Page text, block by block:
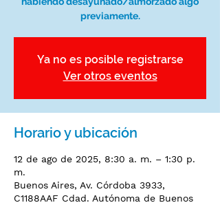
previamente.
Ya no es posible registrarse
Ver otros eventos
Horario y ubicación
12 de ago de 2025, 8:30 a. m. – 1:30 p.
m.
Buenos Aires, Av. Córdoba 3933,
C1188AAF Cdad. Autónoma de Buenos